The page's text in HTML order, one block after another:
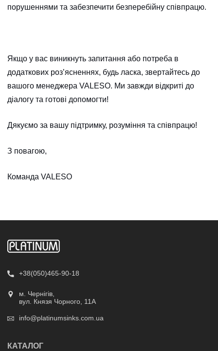
порушеннями та забезпечити безперебійну співпрацю.
Якщо у вас виникнуть запитання або потреба в
додаткових роз’ясненнях, будь ласка, звертайтесь до
вашого менеджера VALESO. Ми завжди відкриті до
діалогу та готові допомогти!
Дякуємо за вашу підтримку, розуміння та співпрацю!
З повагою,
Команда VALESO
+38(050)465-90-18
м. Чернігів,
вул. Князя Чорного, 11А
info@platinumsinks.com.ua
КАТАЛОГ